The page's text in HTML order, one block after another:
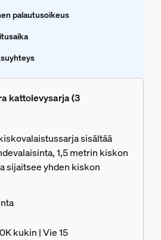
palautusoikeus
kattolevysarja (3
sisältää
1,5 metrin kiskon
sijaitsee yhden kiskon
kukin | Vie 15